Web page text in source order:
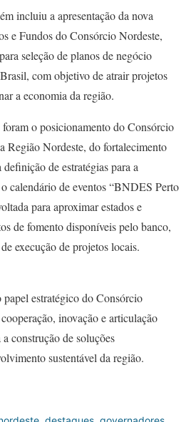
incluiu a apresentação da nova
e Fundos do Consórcio Nordeste,
seleção de planos de negócio
com objetivo de atrair projetos
a economia da região.
o posicionamento do Consórcio
Região Nordeste, do fortalecimento
de estratégias para a
calendário de eventos “BNDES Perto
para aproximar estados e
de fomento disponíveis pelo banco,
execução de projetos locais.
estratégico do Consórcio
inovação e articulação
construção de soluções
sustentável da região.